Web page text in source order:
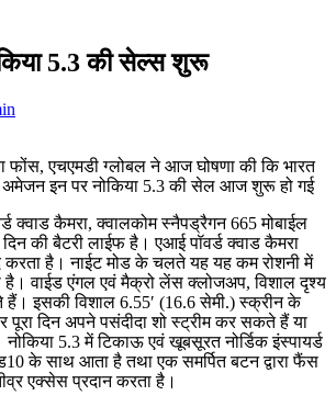
5.3 की सेल्स शुरू
फोंस, एचएमडी ग्लोबल ने आज घोषणा की कि भारत
अमेजन इन पर नोकिया 5.3 की सेल आज शुरू हो गई
क्वाड कैमरा, क्वालकोम स्नैपड्रैगन 665 मोबाईल
दिन की बैटरी लाईफ है। एआई पॉवर्ड क्वाड कैमरा
है। नाईट मोड के चलते यह यह कम रोशनी में
है। वाईड एंगल एवं मैक्रो लेंस क्लोजअप, विशाल दृश्य
इसकी विशाल 6.55′ (16.6 सेमी.) स्क्रीन के
पूरा दिन अपने पसंदीदा शो स्ट्रीम कर सकते हैं या
5.3 में टिकाऊ एवं खूबसूरत नोर्डिक इंस्पायर्ड
के साथ आता है तथा एक समर्पित बटन द्वारा फैंस
एक्सेस प्रदान करता है।